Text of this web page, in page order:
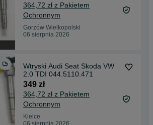
364,72 zł z Pakietem
Ochronnym
Gorzów Wielkopolski
06 sierpnia 2026
Wtryski Audi Seat Skoda VW
2.0 TDI 044.5110.471
349 zł
364,72 zł z Pakietem
Ochronnym
Kielce
06 sierpnia 2026